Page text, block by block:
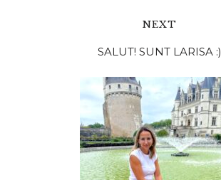
NEXT
principală
SALUT! SUNT LARISA :)